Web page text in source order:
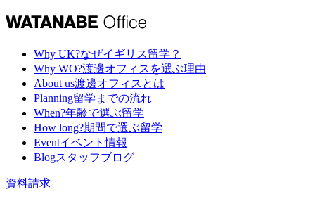
Why UK?なぜイギリス留学？
Why WO?渡邊オフィスを選ぶ理由
About us渡邊オフィスとは
Planning留学までの流れ
When?年齢で選ぶ留学
How long?期間で選ぶ留学
Eventイベント情報
Blogスタッフブログ
資料請求